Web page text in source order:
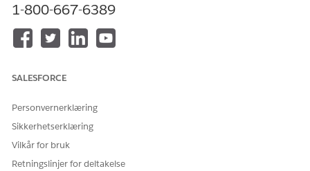
Tjenestekatalogelementer
Denne spesialiserte agenten bruker automatisk disse SCI-
tjenestekatalogelementmaler for å støtte lignende
Telefonoppsett eller kundestøtte
Agenthandlinger
Disse handlingene utføres automatisk under samtalen med
1-800-667-6389
SALESFORCE
Personvernerklæring
Sikkerhetserklæring
Vilkår for bruk
Retningslinjer for deltakelse